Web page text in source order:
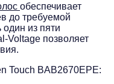
обеспечивает
до требуемой
из пяти
Voltage позволяет
Touch BAB2670EPE: